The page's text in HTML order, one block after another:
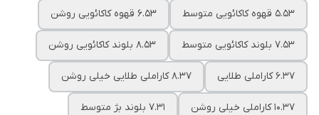
5.53 قهوه کاکائویی متوسط 6.53 قهوه کاکائویی روشن
7.53 بلوند کاکائویی متوسط 8.53 بلوند کاکائویی روشن
6.37 کاراملی طلایی 8.37 کاراملی طلایی خیلی روشن
10.37 کاراملی خیلی روشن 7.31 بلوند بژ متوسط